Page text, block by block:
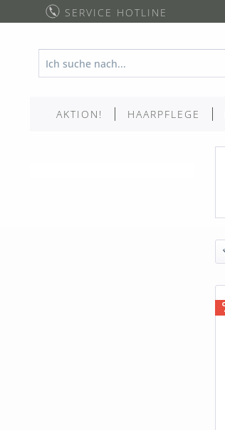
SERVICE HOTLINE
AKTION! HAARPFLEGE